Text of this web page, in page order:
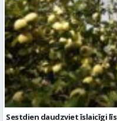
Sestdien daudzviet īslaicīgi līs